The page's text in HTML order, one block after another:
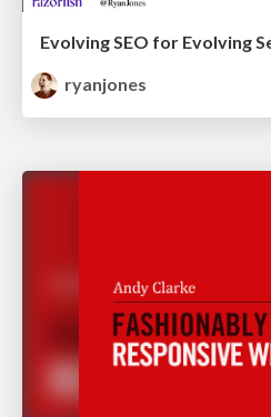
Evolving SEO for Evolving
ryanjones